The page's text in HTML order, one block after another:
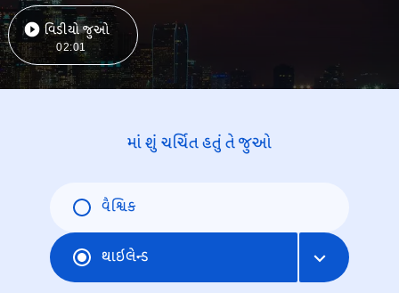
વિડીયો જુઓ
02:01
માં શું ચર્ચિત હતું તે જુઓ
વૈશ્વિક
થાઇલેન્ડ